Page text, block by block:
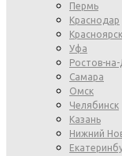
Пермь
Краснодар
Красноярск
Уфа
Ростов-
Самара
Омск
Челябинск
Казань
Нижний